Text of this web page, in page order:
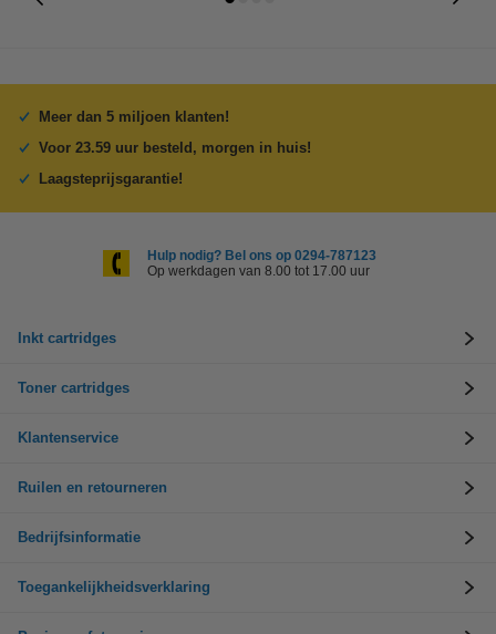
Meer dan 5 miljoen klanten!
Voor 23.59 uur besteld, morgen in huis!
Laagsteprijsgarantie!
Hulp nodig? Bel ons op 0294-787123
Op werkdagen van 8.00 tot 17.00 uur
Inkt cartridges
Toner cartridges
Klantenservice
Ruilen en retourneren
Bedrijfsinformatie
Toegankelijkheidsverklaring